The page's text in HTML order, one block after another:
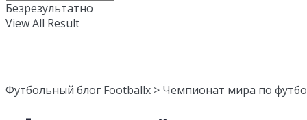
Безрезультатно
View All Result
Футбольный блог Footballx > Чемпионат мира по